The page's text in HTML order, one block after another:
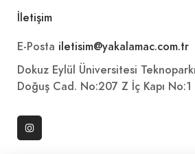
İletişim
E-Posta iletisim@yakalamac.com.tr
Dokuz Eylül Üniversitesi
Doğuş Cad. No:207 Z İç Kapı